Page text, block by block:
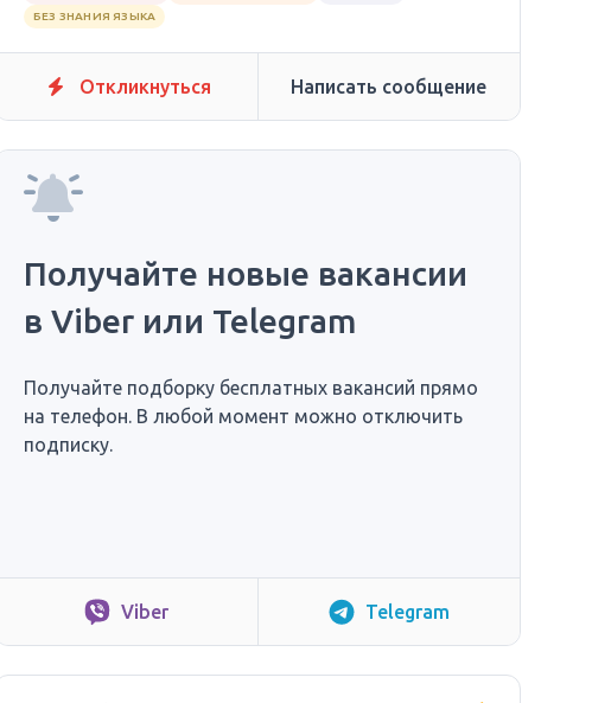
БЕЗ ЗНАНИЯ ЯЗЫКА
Откликнуться Написать сообщение
Получайте новые вакансии
в Viber или Telegram
Получайте подборку бесплатных вакансий прямо
на телефон. В любой момент можно отключить
подписку.
Viber Telegram